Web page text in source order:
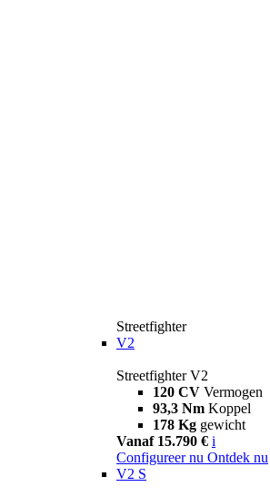
Streetfighter
V2
Streetfighter V2
120 CV Vermogen
93,3 Nm Koppel
178 Kg gewicht
Vanaf 15.790 € i
Configureer nu Ontdek nu
V2 S